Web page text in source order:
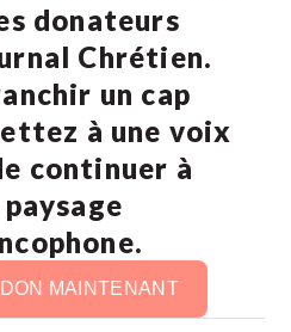
donateurs
Chrétien.
un cap
à une voix
continuer à
MAINTENANT